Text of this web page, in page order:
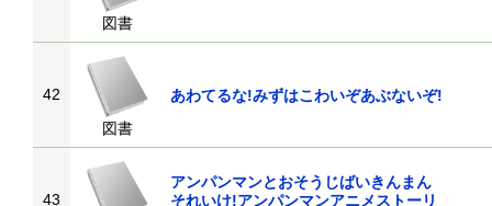
図書
42
図書
あわてるな!みずはこわいぞあぶないぞ!
43
アンパンマンとおそうじばいきんまん
それいけ!アンパンマンアニメストーリ